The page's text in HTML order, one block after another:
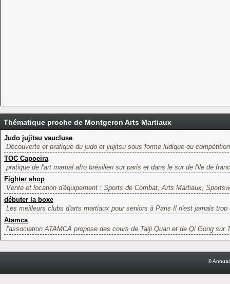
Thématique proche de Montgeron Arts Martiaux
Judo jujitsu vaucluse
Découverte et pratique du judo et jiujitsu sous forme ludique ou
TOC Capoeira
pratique de l'art martial afro brésilien sur paris et dans le sur de l'ile de
Fighter shop
Vente et location d'équipement : Sports de Combat, Arts Martiaux,
débuter la boxe
Les meilleurs clubs d'arts martiaux pour seniors à Paris Il n'est jamais trop
Atamca
l'association ATAMCA propose des cours de Taiji Quan et de Qi Gong sur
©